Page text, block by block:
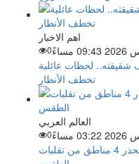
اهم الاخبار
0
لحظات عائلية
تخطف الأنظار
العالم العربي
0
أمطار رعدية في السعودية: الأرصاد تحذر 4 مناطق من تقلبات